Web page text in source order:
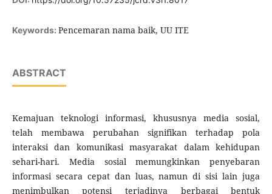
Keywords: Pencemaran nama baik, UU ITE
ABSTRACT
Kemajuan teknologi informasi, khususnya media sosial,
telah membawa perubahan signifikan terhadap pola
interaksi dan komunikasi masyarakat dalam kehidupan
sehari-hari. Media sosial memungkinkan penyebaran
informasi secara cepat dan luas, namun di sisi lain juga
menimbulkan potensi terjadinya berbagai bentuk